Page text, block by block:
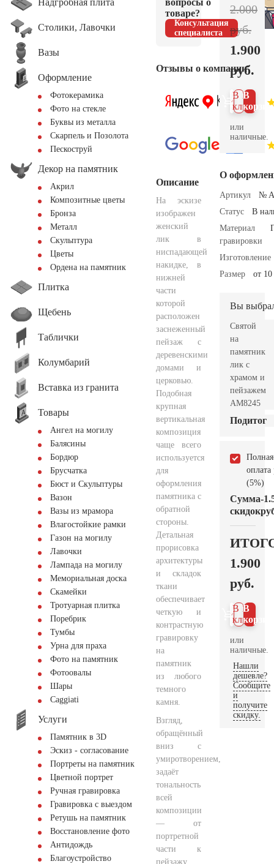
Столики, Лавочки
Вазы
Оформление
Фотокерамика
Фото на стекле
Буквы из металла
Скарпель и Позолота
Пескоструй
Декор на памятник
Акрил
Композитные цветы
Бронза
Металл
Скульптура
Цветы
Ордена на памятник
Плитка
Щебень
Таблички
Колумбарий
Вставка из гранита
Товары
Ангел на могилу
Балясины
Бордюр
Брусчатка
Бюст и Скульптуры
Вазон
Вазы из мрамора
Влагостойкие рамки
Газон на могилу
Лавочки
Лампада на могилу
Мемориальная доска
Скамейки
Тротуарная плитка
Поребрик
Тумбы
Урна для праха
Фото на памятник
Фотоовалы
Шары
Сaggiati
Услуги
Памятник в 3D
Эскиз - согласование
Портреты на памятник
Цветной портрет
Ручная гравировка
Гравировка с выездом
Ретушь на памятник
Восстановление фото
Антидождь
Благоустройство
товаре?
Консультация
специалиста
Отзывы о компании
Описание
На эскизе
изображен
женский
лик в
ниспадающей
накидке, в
нижней
части
которой
расположен
заснеженный
пейзаж с
деревенскими
домами и
церковью.
Подобная
крупная
вертикальная
композиция
чаще всего
используется
для
оформления
памятника с
обратной
стороны.
Детальная
прорисовка
архитектуры
и складок
ткани
обеспечивает
четкую и
контрастную
гравировку
на
памятник
из любого
темного
камня.
Взгляд,
обращённый
вниз с
умиротворением,
задаёт
тональность
всей
композиции
— от
портретной
части к
пейзажу
2.000
руб.
1.900
руб.
В
В 1
клик
или
наличные.
О
Артикул
№
Статус
В
Материал
гравировки
Изготовление
Размер
от
Вы
Святой
на
памятник
лик с
храмом и
пейзажем
AM8245
Подитог
Полная
оплата
(5%)
Сумма
скидок
-
1.900
руб.
В
В 1
клик
или
наличные.
Нашли
дешевле?
Сообщите
и
получите
скидку.